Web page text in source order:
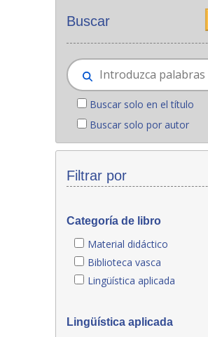
Buscar
Buscar solo en el título
Buscar solo por autor
Filtrar por
Categoría de libro
Material didáctico
Biblioteca vasca
Lingüística aplicada
Lingüística aplicada